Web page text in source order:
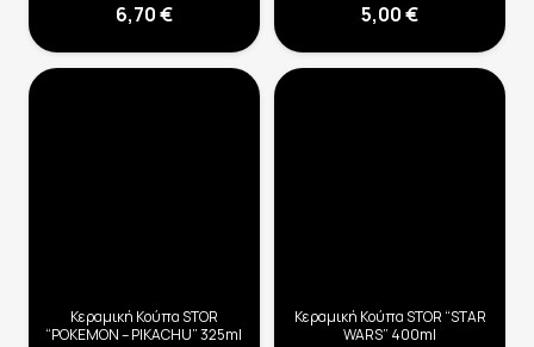
6,70€ 5,00€
Κεραμική Κούπα STOR
“POKEMON – PIKACHU” 325ml
Κεραμική Κούπα STOR “STAR
WARS” 400ml